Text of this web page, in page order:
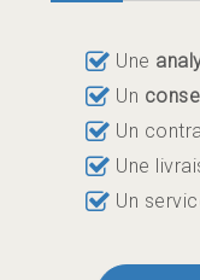
Une
Un
Un
Une
Un